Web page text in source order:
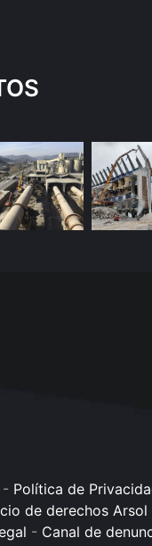
- Política de
de derechos Arsol
- Canal de